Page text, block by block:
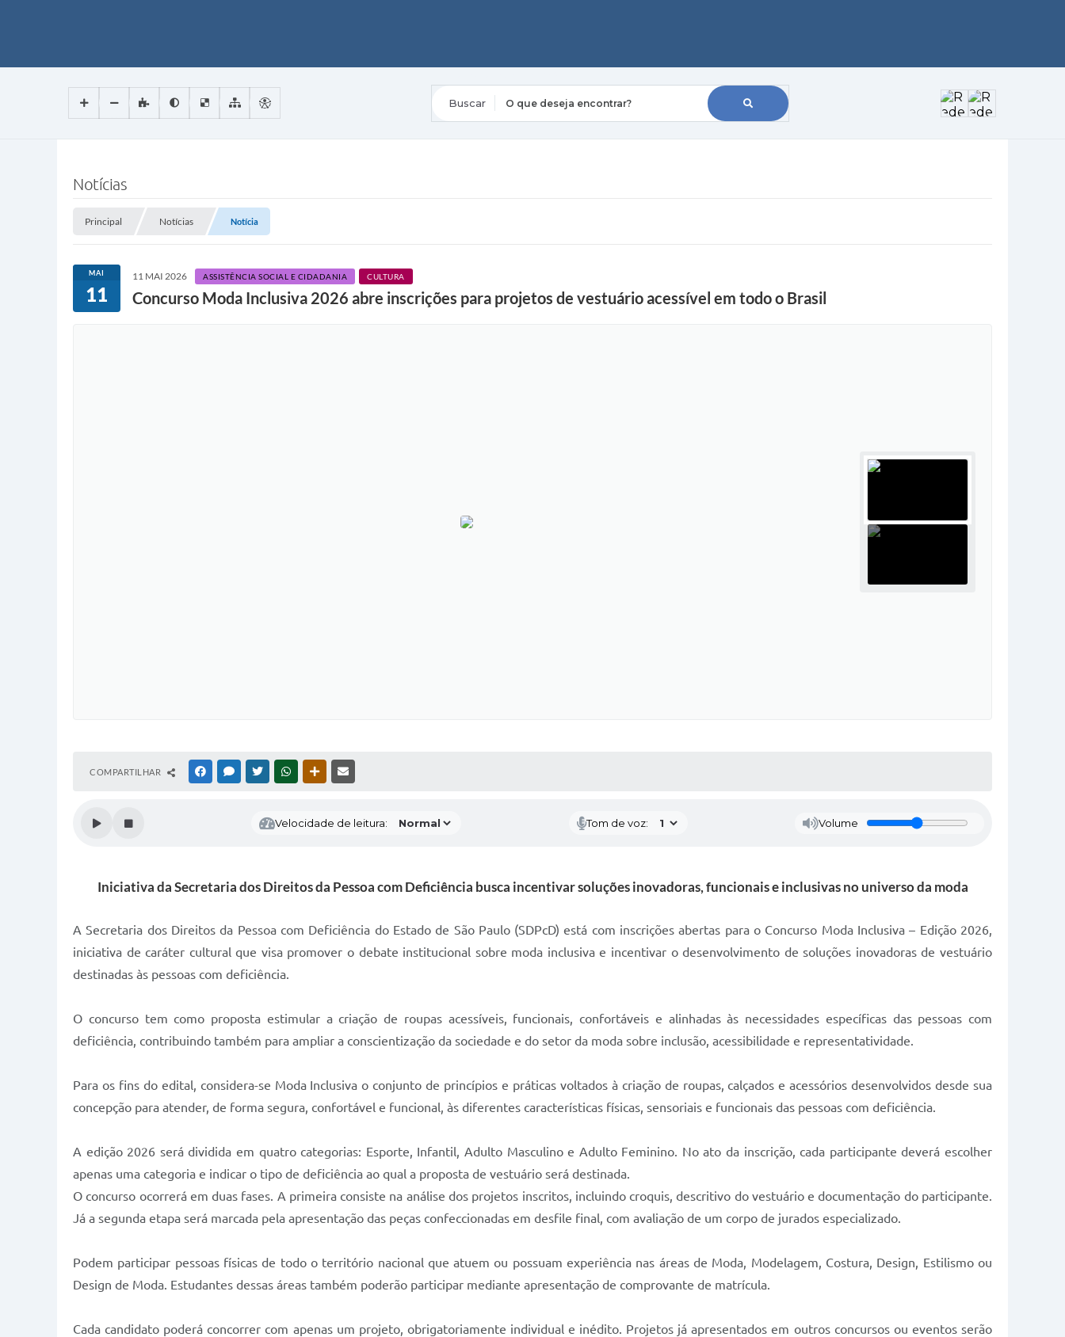
Notícias
Principal Notícias Notícia
MAI
11
11 MAI 2026 ASSISTÊNCIA SOCIAL E CIDADANIA CULTURA
Concurso Moda Inclusiva 2026 abre inscrições para projetos de vestuário acessível em todo o Brasil
COMPARTILHAR FACEBOOKMESSENGER
TWITTERWHATSAPPOUTRAS MÍDIAS
Velocidade de leitura: Tom de voz: Volume
Iniciativa da Secretaria dos Direitos da Pessoa com Deficiência busca incentivar soluções inovadoras, funcionais e inclusivas no universo da moda
A Secretaria dos Direitos da Pessoa com Deficiência do Estado de São Paulo (SDPcD) está com inscrições abertas para o Concurso Moda Inclusiva – Edição 2026,
iniciativa de caráter cultural que visa promover o debate institucional sobre moda inclusiva e incentivar o desenvolvimento de soluções inovadoras de vestuário
destinadas às pessoas com deficiência.
O concurso tem como proposta estimular a criação de roupas acessíveis, funcionais, confortáveis e alinhadas às necessidades específicas das pessoas com
deficiência, contribuindo também para ampliar a conscientização da sociedade e do setor da moda sobre inclusão, acessibilidade e representatividade.
Para os fins do edital, considera-se Moda Inclusiva o conjunto de princípios e práticas voltados à criação de roupas, calçados e acessórios desenvolvidos desde sua
concepção para atender, de forma segura, confortável e funcional, às diferentes características físicas, sensoriais e funcionais das pessoas com deficiência.
A edição 2026 será dividida em quatro categorias: Esporte, Infantil, Adulto Masculino e Adulto Feminino. No ato da inscrição, cada participante deverá escolher
apenas uma categoria e indicar o tipo de deficiência ao qual a proposta de vestuário será destinada.
O concurso ocorrerá em duas fases. A primeira consiste na análise dos projetos inscritos, incluindo croquis, descritivo do vestuário e documentação do participante.
Já a segunda etapa será marcada pela apresentação das peças confeccionadas em desfile final, com avaliação de um corpo de jurados especializado.
Podem participar pessoas físicas de todo o território nacional que atuem ou possuam experiência nas áreas de Moda, Modelagem, Costura, Design, Estilismo ou
Design de Moda. Estudantes dessas áreas também poderão participar mediante apresentação de comprovante de matrícula.
Cada candidato poderá concorrer com apenas um projeto, obrigatoriamente individual e inédito. Projetos já apresentados em outros concursos ou eventos serão